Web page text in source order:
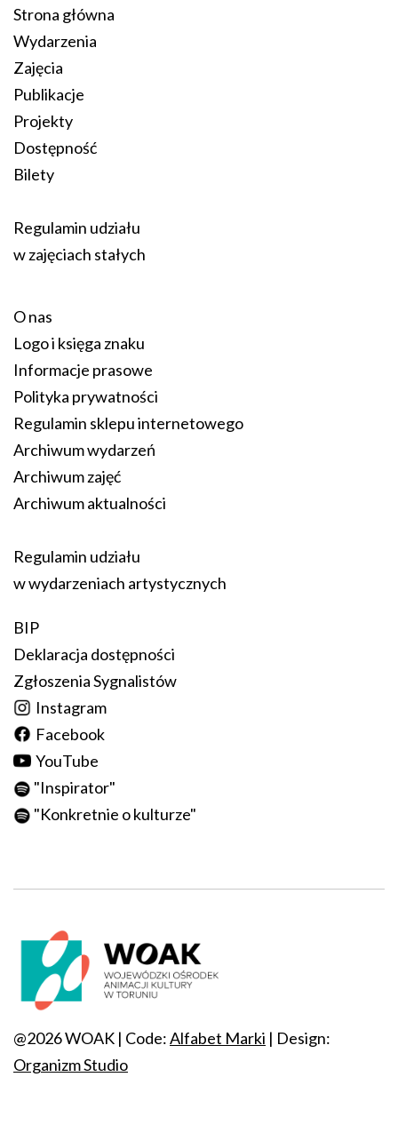
Strona główna
Wydarzenia
Zajęcia
Publikacje
Projekty
Dostępność
Bilety
Regulamin udziału
w zajęciach stałych
O nas
Logo i księga znaku
Informacje prasowe
Polityka prywatności
Regulamin sklepu internetowego
Archiwum wydarzeń
Archiwum zajęć
Archiwum aktualności
Regulamin udziału
w wydarzeniach artystycznych
BIP
Deklaracja dostępności
Zgłoszenia Sygnalistów
Instagram
Facebook
YouTube
"Inspirator"
"Konkretnie o kulturze"
@2026 WOAK | Code:Alfabet Marki | Design:
Organizm Studio